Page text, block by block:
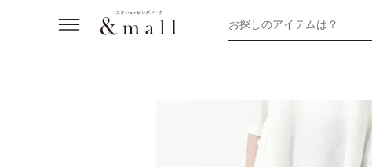
お探しのアイテムは？